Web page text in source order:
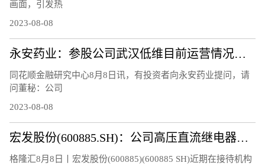
画面，引发热
2023-08-08
永安药业：参股公司武汉低维目前运营情况正常，研制的石墨烯材料等相关产品正处于市场推广阶段
同花顺金融研究中心8月8日讯，有投资者向永安药业提问，请
问董秘：公司
2023-08-08
宏发股份(600885.SH)：公司高压直流继电器继续保持快速增长
格隆汇8月8日丨宏发股份(600885)(600885 SH)近期在接待机构